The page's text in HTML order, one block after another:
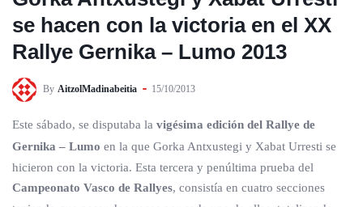
se hacen con la victoria en el XX
Rallye Gernika – Lumo 2013
By AitzolMadinabeitia 15/10/2013
Este sábado, se disputaba la vigésima edición del Rallye de
Gernika – Lumo en la que Gorka Antxustegi y Xabat Urresti se
hicieron con la victoria. Esta tercera y penúltima prueba del
Campeonato Vasco de Rallyes, consistía en cuatro secciones